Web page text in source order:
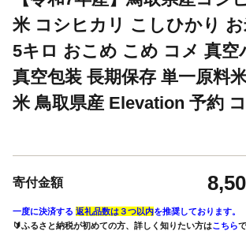
米 コシヒカリ こしひかり
5キロ おこめ こめ コメ 真空
真空包装 長期保存 単一原料
米 鳥取県産 Elevation 予約
寄付金額
一度に決済する 返礼品数は３つ以内を推奨しております。
🔰ふるさと納税が初めての方、詳しく知りたい方はこちら